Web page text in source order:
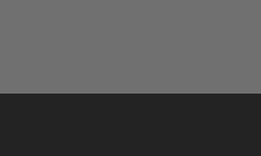
uvex sumair